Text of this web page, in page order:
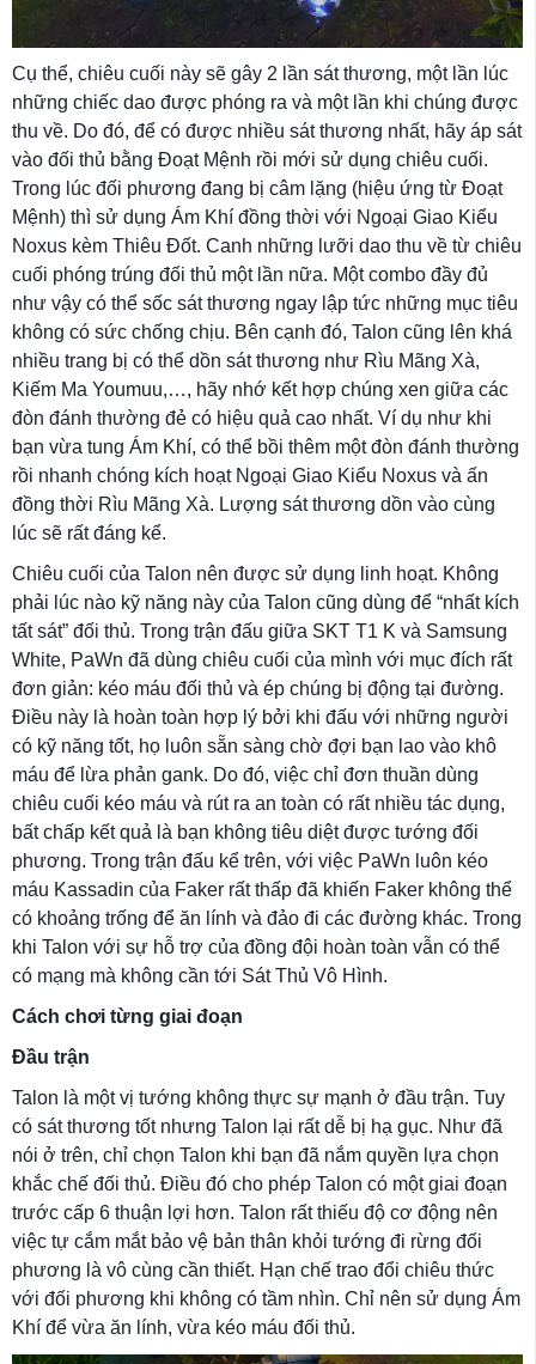
Cụ thể, chiêu cuối này sẽ gây 2 lần sát thương, một lần lúc
những chiếc dao được phóng ra và một lần khi chúng được
thu về. Do đó, để có được nhiều sát thương nhất, hãy áp sát
vào đối thủ bằng Đoạt Mệnh rồi mới sử dụng chiêu cuối.
Trong lúc đối phương đang bị câm lặng (hiệu ứng từ Đoạt
Mệnh) thì sử dụng Ám Khí đồng thời với Ngoại Giao Kiểu
Noxus kèm Thiêu Đốt. Canh những lưỡi dao thu về từ chiêu
cuối phóng trúng đối thủ một lần nữa. Một combo đầy đủ
như vậy có thể sốc sát thương ngay lập tức những mục tiêu
không có sức chống chịu. Bên cạnh đó, Talon cũng lên khá
nhiều trang bị có thể dồn sát thương như Rìu Mãng Xà,
Kiếm Ma Youmuu,…, hãy nhớ kết hợp chúng xen giữa các
đòn đánh thường đẻ có hiệu quả cao nhất. Ví dụ như khi
bạn vừa tung Ám Khí, có thể bồi thêm một đòn đánh thường
rồi nhanh chóng kích hoạt Ngoại Giao Kiểu Noxus và ấn
đồng thời Rìu Mãng Xà. Lượng sát thương dồn vào cùng
lúc sẽ rất đáng kể.
Chiêu cuối của Talon nên được sử dụng linh hoạt. Không
phải lúc nào kỹ năng này của Talon cũng dùng để “nhất kích
tất sát” đối thủ. Trong trận đấu giữa SKT T1 K và Samsung
White, PaWn đã dùng chiêu cuối của mình với mục đích rất
đơn giản: kéo máu đối thủ và ép chúng bị động tại đường.
Điều này là hoàn toàn hợp lý bởi khi đấu với những người
có kỹ năng tốt, họ luôn sẵn sàng chờ đợi bạn lao vào khô
máu để lừa phản gank. Do đó, việc chỉ đơn thuần dùng
chiêu cuối kéo máu và rút ra an toàn có rất nhiều tác dụng,
bất chấp kết quả là bạn không tiêu diệt được tướng đối
phương. Trong trận đấu kể trên, với việc PaWn luôn kéo
máu Kassadin của Faker rất thấp đã khiến Faker không thể
có khoảng trống để ăn lính và đảo đi các đường khác. Trong
khi Talon với sự hỗ trợ của đồng đội hoàn toàn vẫn có thể
có mạng mà không cần tới Sát Thủ Vô Hình.
Cách chơi từng giai đoạn
Đầu trận
Talon là một vị tướng không thực sự mạnh ở đầu trận. Tuy
có sát thương tốt nhưng Talon lại rất dễ bị hạ gục. Như đã
nói ở trên, chỉ chọn Talon khi bạn đã nắm quyền lựa chọn
khắc chế đối thủ. Điều đó cho phép Talon có một giai đoạn
trước cấp 6 thuận lợi hơn. Talon rất thiếu độ cơ động nên
việc tự cắm mắt bảo vệ bản thân khỏi tướng đi rừng đối
phương là vô cùng cần thiết. Hạn chế trao đổi chiêu thức
với đối phương khi không có tầm nhìn. Chỉ nên sử dụng Ám
Khí để vừa ăn lính, vừa kéo máu đối thủ.